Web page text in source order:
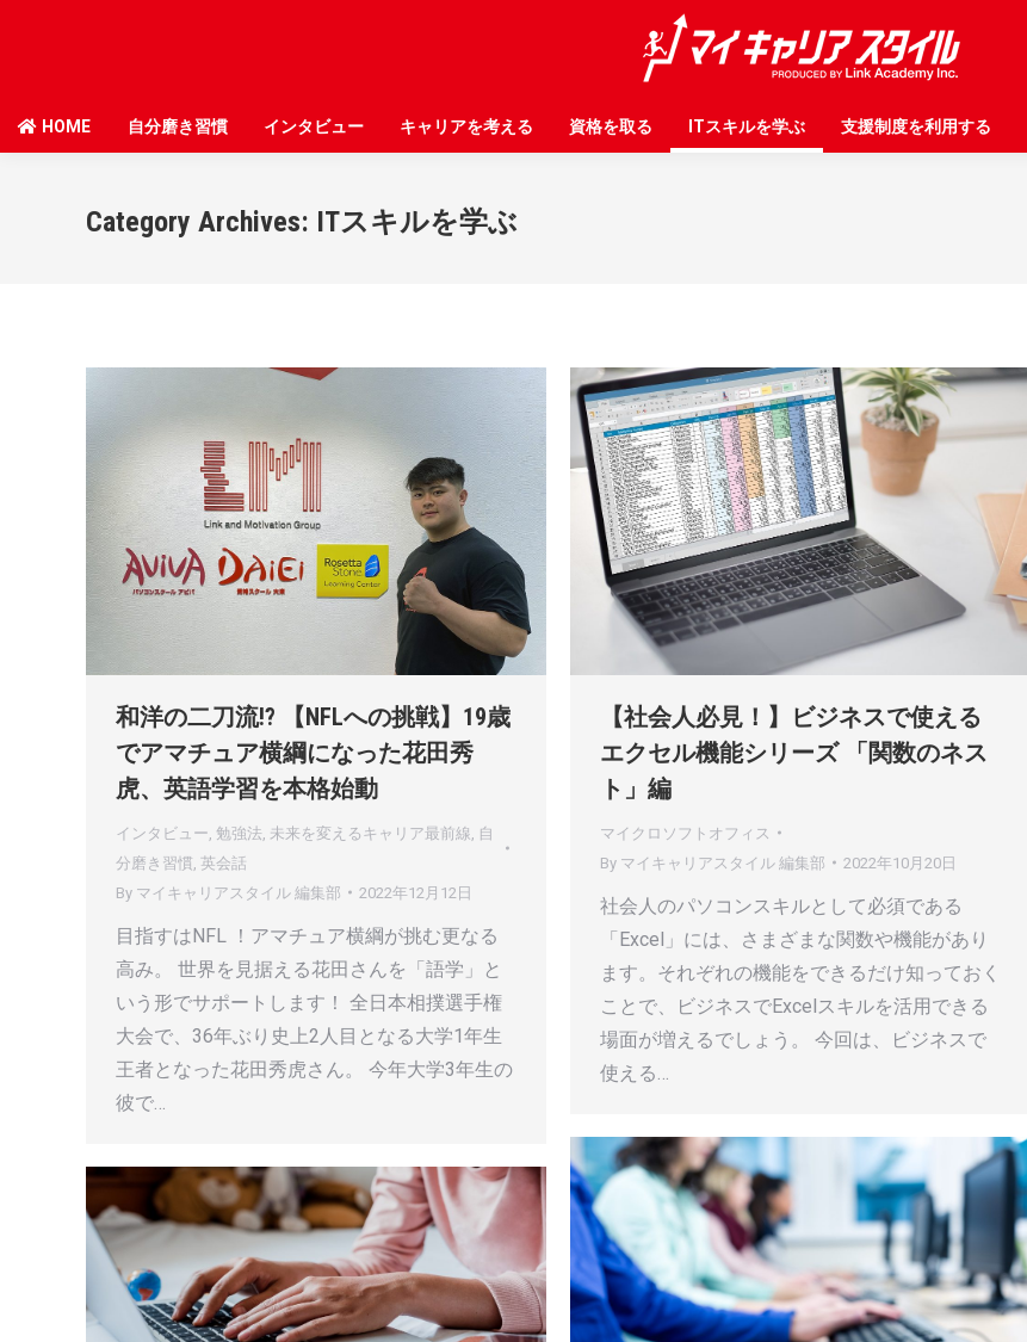
HOME 自分磨き習慣 インタビュー キャリアを考える 資格を取る ITスキルを学ぶ 支援制度を利用する
Category Archives: ITスキルを学ぶ
和洋の二刀流!? 【NFLへの挑戦】19歳
でアマチュア横綱になった花田秀
虎、英語学習を本格始動
インタビュー 勉強法 未来を変えるキャリア最前線 自
分磨き習慣 英会話
By マイキャリアスタイル 編集部 2022年12月12日
目指すはNFL ！アマチュア横綱が挑む更なる
高み。 世界を見据える花田さんを「語学」と
いう形でサポートします！ 全日本相撲選手権
大会で、36年ぶり史上2人目となる大学1年生
王者となった花田秀虎さん。 今年大学3年生の
彼で…
【社会人必見！】ビジネスで使える
エクセル機能シリーズ 「関数のネス
ト」編
マイクロソフトオフィス
By マイキャリアスタイル 編集部 2022年10月20日
社会人のパソコンスキルとして必須である
「Excel」には、さまざまな関数や機能があり
ます。それぞれの機能をできるだけ知っておく
ことで、ビジネスでExcelスキルを活用できる
場面が増えるでしょう。 今回は、ビジネスで
使える…
HOME 自分磨き習慣 インタビュー キャリアを考える 資格を取る ITスキルを学ぶ 支援制度を利用する